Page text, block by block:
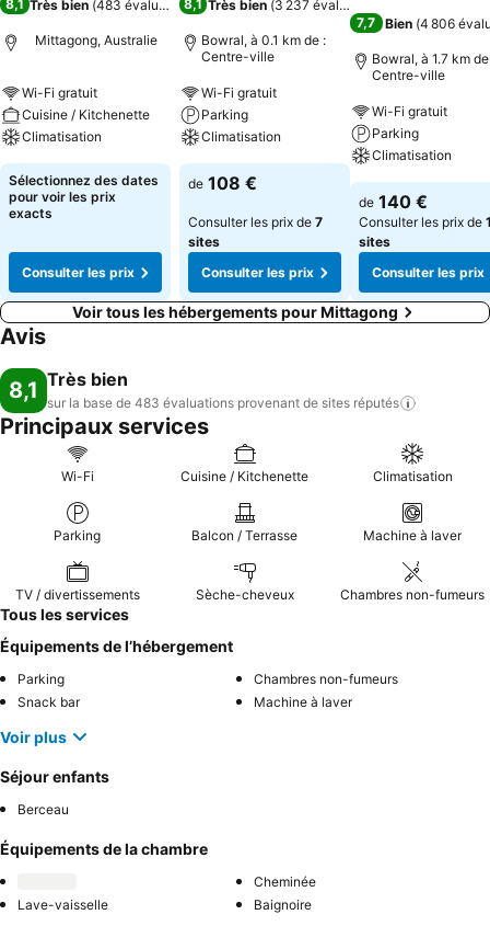
8,1 Très bien (483 évaluations)
Mittagong, Australie
Wi-Fi gratuit
Cuisine / Kitchenette
Climatisation
Sélectionnez des dates
pour voir les prix
exacts
Consulter les prix
8,1 Très bien (3 237 évaluations
Bowral, à 0.1 km de :
Centre-ville
Wi-Fi gratuit
Parking
Climatisation
de 108 €
Consulter les prix de 7
sites
Consulter les prix
7,7 Bien (4 806
Bowral, à 1.7 km
Centre-ville
Wi-Fi gratuit
Parking
Climatisation
de 140 €
Consulter les prix de
sites
Consulter les prix
Voir tous les hébergements pour Mittagong
Avis
8,1 Très bien
sur la base de 483 évaluations provenant de sites réputés
Principaux services
Wi-Fi Cuisine / Kitchenette Climatisation
Parking Balcon / Terrasse Machine à laver
TV / divertissements Sèche-cheveux Chambres non-fumeurs
Tous les services
Équipements de l’hébergement
Parking
Chambres non-fumeurs
Snack bar
Machine à laver
Voir plus
Séjour enfants
Berceau
Équipements de la chambre
Cheminée
Lave-vaisselle
Baignoire